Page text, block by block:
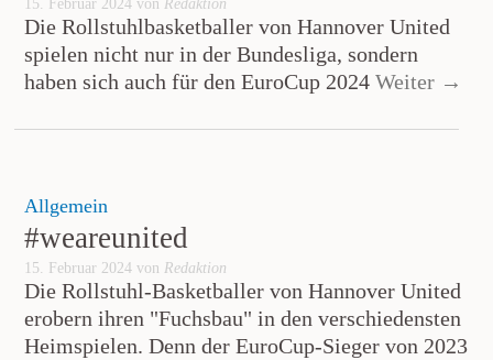
15. Februar 2024 von Redaktion
Die Rollstuhlbasketballer von Hannover United
spielen nicht nur in der Bundesliga, sondern
haben sich auch für den EuroCup 2024Weiter →
Allgemein
#weareunited
15. Februar 2024 von Redaktion
Die Rollstuhl-Basketballer von Hannover United
erobern ihren "Fuchsbau" in den verschiedensten
Heimspielen. Denn der EuroCup-Sieger von 2023